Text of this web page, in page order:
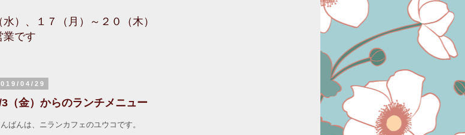
）、１７（月）～２０（木）
業です
04/29
（金）からのランチメニュー
んばんは、ニランカフェのユウコです。